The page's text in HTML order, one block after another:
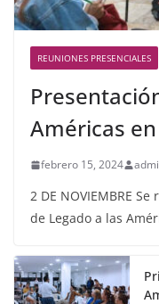
REUNIONES PRESENCIALES
Américas
febrero 15, 2024
2 DE NOVIEMBRE
de Legado a las